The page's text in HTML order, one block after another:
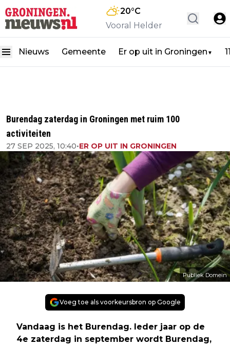
20°C
Vooral Helder
Nieuws Gemeente Er op uit in Groningen ▼
Burendag zaterdag in Groningen met ruim 100
activiteiten
27 SEP 2025, 10:40•ER OP UIT IN GRONINGEN
Publiek Domein
Voeg toe als voorkeursbron op Google
Vandaag is het Burendag. Ieder jaar op de
4e zaterdag in september wordt Burendag,